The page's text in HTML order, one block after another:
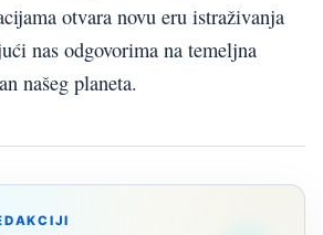
otvara novu eru istraživanja
nas odgovorima na temeljna
našeg planeta.